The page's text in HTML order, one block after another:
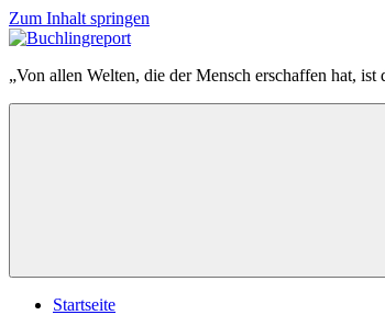
Zum Inhalt springen
Buchlingreport
„Von allen Welten, die der Mensch erschaffen hat,
Startseite